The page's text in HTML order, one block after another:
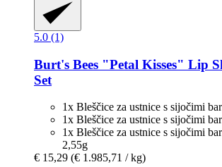
5.0 (1)
Burt's Bees "Petal Kisses" Lip
Set
1x Bleščice za ustnice s sijočimi
1x Bleščice za ustnice s sijočimi
1x Bleščice za ustnice s sijočimi
2,55g
€ 15,29 (€ 1.985,71 / kg)